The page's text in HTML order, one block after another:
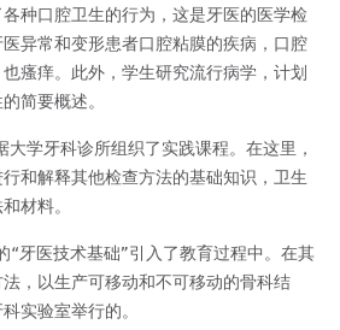
种口腔卫生的行为，这是牙医的医学检
异常和变形患者口腔粘膜的疾病，口腔
瘙痒。此外，学生研究流行病学，计划
简要概述。
学牙科诊所组织了实践课程。在这里，
和解释其他检查方法的基础知识，卫生
材料。
“牙医技术基础”引入了教育过程中。在其
，以生产可移动和不可移动的骨科结
实验室举行的。